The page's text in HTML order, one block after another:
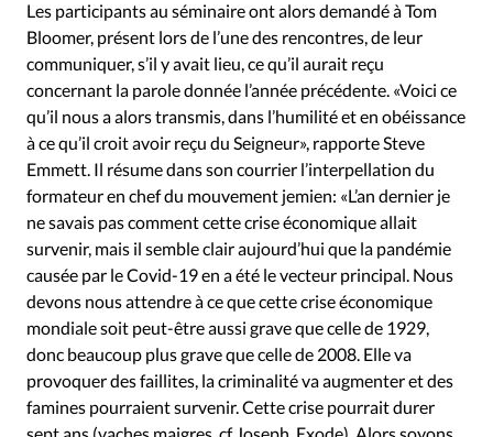
Les participants au séminaire ont alors demandé à Tom
Bloomer, présent lors de l’une des rencontres, de leur
communiquer, s’il y avait lieu, ce qu’il aurait reçu
concernant la parole donnée l’année précédente. «Voici ce
qu’il nous a alors transmis, dans l’humilité et en obéissance
à ce qu’il croit avoir reçu du Seigneur», rapporte Steve
Emmett. Il résume dans son courrier l’interpellation du
formateur en chef du mouvement jemien: «L’an dernier je
ne savais pas comment cette crise économique allait
survenir, mais il semble clair aujourd’hui que la pandémie
causée par le Covid-19 en a été le vecteur principal. Nous
devons nous attendre à ce que cette crise économique
mondiale soit peut-être aussi grave que celle de 1929,
donc beaucoup plus grave que celle de 2008. Elle va
provoquer des faillites, la criminalité va augmenter et des
famines pourraient survenir. Cette crise pourrait durer